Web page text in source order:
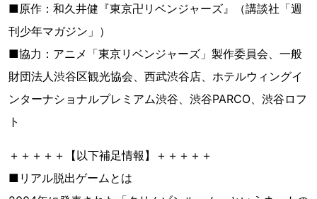
■原作：和久井健『東京卍リベンジャーズ』（講談社「週
刊少年マガジン」）
■協力：アニメ「東京リベンジャーズ」製作委員会、一般
財団法人渋谷区観光協会、西武渋谷店、ホテルウィングイ
ンターナショナルプレミアム渋谷、渋谷PARCO、渋谷ロフ
ト
＋＋＋＋＋【以下補足情報】＋＋＋＋＋
■リアル脱出ゲームとは